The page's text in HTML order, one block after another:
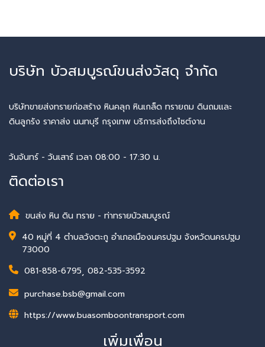
บริษัท บัวสมบูรณ์ขนส่งวัสดุ จำกัด
บริษัทขายส่งทรายก่อสร้าง หินคลุก หินเกล็ด ทรายถม ดินถมและ
ดินลูกรัง ราคาส่ง นนทบุรี กรุงเทพ บริการส่งถึงไซต์งาน
วันจันทร์ - วันเสาร์ เวลา 08:00 - 17:30 น.
ติดต่อเรา
ขนส่ง หิน ดิน ทราย - ท่าทรายบัวสมบูรณ์
40 หมู่ที่ 4 ตำบลวังตะกู อำเภอเมืองนครปฐม จังหวัดนครปฐม
73000
081-858-6795, 082-535-3592
purchase.bsb@gmail.com
https://www.buasomboontransport.com
เพิ่มเพื่อน